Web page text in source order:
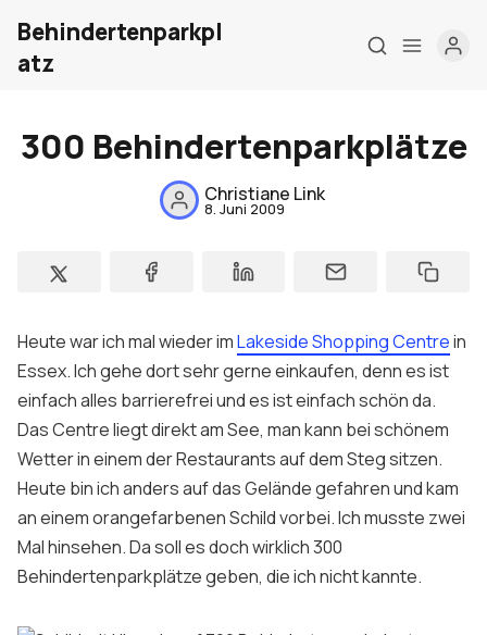
Meine Firma
Kontakt
Sign up
Behindertenparkpl
atz
300 Behindertenparkplätze
Christiane Link
8. Juni 2009
Heute war ich mal wieder imLakeside Shopping Centrein
Essex. Ich gehe dort sehr gerne einkaufen, denn es ist
einfach alles barrierefrei und es ist einfach schön da.
Das Centre liegt direkt am See, man kann bei schönem
Wetter in einem der Restaurants auf dem Steg sitzen.
Heute bin ich anders auf das Gelände gefahren und kam
an einem orangefarbenen Schild vorbei. Ich musste zwei
Mal hinsehen. Da soll es doch wirklich 300
Behindertenparkplätze geben, die ich nicht kannte.